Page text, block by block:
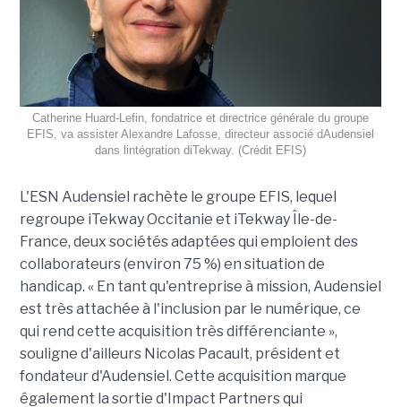
Catherine Huard-Lefin, fondatrice et directrice générale du groupe
EFIS, va assister Alexandre Lafosse, directeur associé dAudensiel
dans lintégration diTekway. (Crédit EFIS)
L'ESN Audensiel rachète le groupe EFIS, lequel
regroupe iTekway Occitanie et iTekway Île-de-
France, deux sociétés adaptées qui emploient des
collaborateurs (environ 75 %) en situation de
handicap. « En tant qu'entreprise à mission, Audensiel
est très attachée à l'inclusion par le numérique, ce
qui rend cette acquisition très différenciante »,
souligne d'ailleurs Nicolas Pacault, président et
fondateur d'Audensiel. Cette acquisition marque
également la sortie d'Impact Partners qui